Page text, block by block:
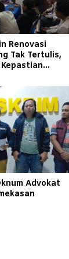
Renovasi
Tak Tertulis,
Advokat